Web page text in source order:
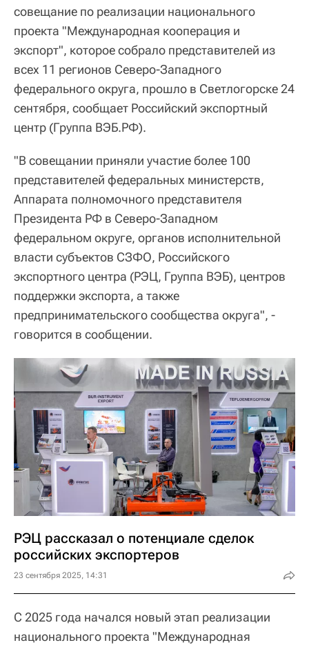
совещание по реализации национального
проекта "Международная кооперация и
экспорт", которое собрало представителей из
всех 11 регионов Северо-Западного
федерального округа, прошло в Светлогорске 24
сентября, сообщает Российский экспортный
центр (Группа ВЭБ.РФ).
"В совещании приняли участие более 100
представителей федеральных министерств,
Аппарата полномочного представителя
Президента РФ в Северо-Западном
федеральном округе, органов исполнительной
власти субъектов СЗФО, Российского
экспортного центра (РЭЦ, Группа ВЭБ), центров
поддержки экспорта, а также
предпринимательского сообщества округа", -
говорится в сообщении.
РЭЦ рассказал о потенциале сделок
российских экспортеров
23 сентября 2025, 14:31
С 2025 года начался новый этап реализации
национального проекта "Международная